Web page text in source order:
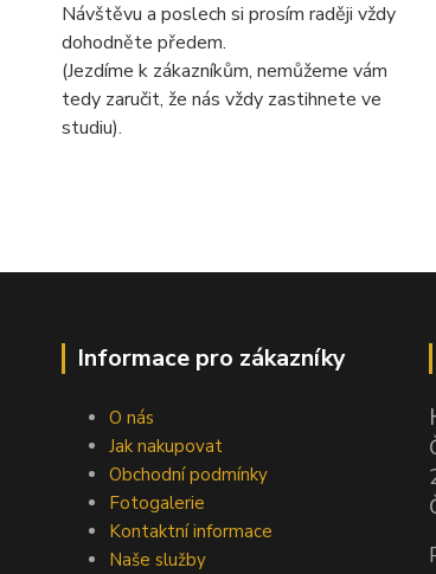
Návštěvu a poslech si prosím raději vždy
dohodněte předem.
(Jezdíme k zákazníkům, nemůžeme vám
tedy zaručit, že nás vždy zastihnete ve
studiu).
Informace pro zákazníky
O nás
Jak nakupovat
Obchodní podmínky
Fotogalerie
Kontaktní informace
Naše služby